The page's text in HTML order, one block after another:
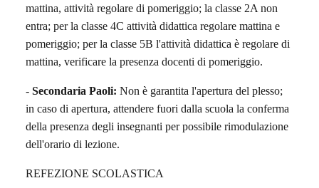
mattina, attività regolare di pomeriggio; la classe 2A non
entra; per la classe 4C attività didattica regolare mattina e
pomeriggio; per la classe 5B l'attività didattica è regolare di
mattina, verificare la presenza docenti di pomeriggio.
- Secondaria Paoli: Non è garantita l'apertura del plesso;
in caso di apertura, attendere fuori dalla scuola la conferma
della presenza degli insegnanti per possibile rimodulazione
dell'orario di lezione.
REFEZIONE SCOLASTICA